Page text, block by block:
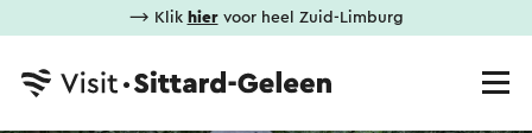
⟶ Klik hiervoor heel Zuid-Limburg